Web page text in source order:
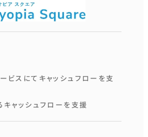
ビスにてキャッシュフローを支
キャッシュフローを支援